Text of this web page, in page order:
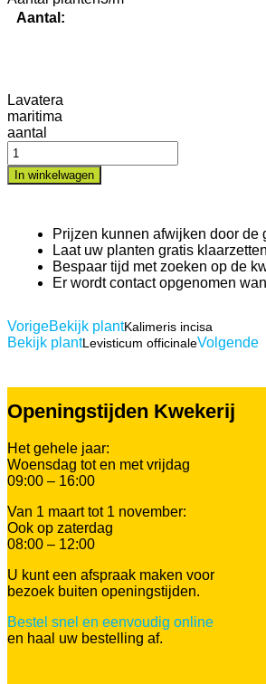
Aantal:
Lavatera
maritima
aantal
In winkelwagen
Prijzen kunnen afwijken door de
Laat uw planten gratis klaarzetten
Bespaar tijd met zoeken op de
Er wordt contact opgenomen
VorigeBekijk plantKalimeris incisa
Bekijk plantLevisticum officinaleVolgende
Openingstijden Kwekerij
Het gehele jaar:
Woensdag tot en met vrijdag
09:00 – 16:00
Van 1 maart tot 1 november:
Ook op zaterdag
08:00 – 12:00
U kunt een afspraak maken voor
bezoek buiten openingstijden.
Bestel snel en eenvoudig online
en haal uw bestelling af.